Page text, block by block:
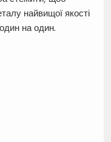
найвищої якості
на один.